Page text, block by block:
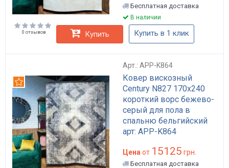
Бесплатная доставка
В наличии
0 отзывов Купить Купить в 1 клик
Арт.: APP-K864
Ковер вискозный
Century N827 170x240
короткий ворс бежево-
серый для пола в
спальню бельгийский
арт: APP-K864
Рекомендуем
Цена от 15125 грн.
Бесплатная доставка